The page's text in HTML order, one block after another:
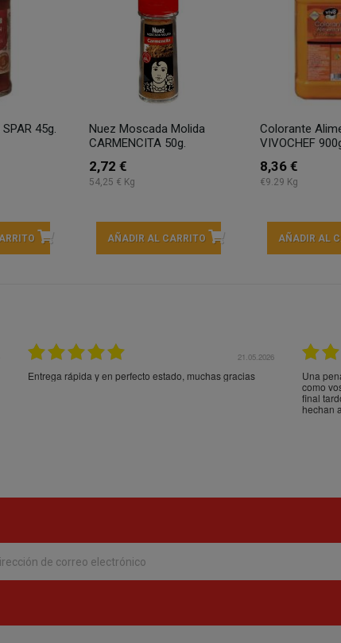
45g.
Nuez Moscada Molida
CARMENCITA 50g.
2,72 €
54,25 € Kg
AÑADIR AL CARRITO
Colorante
VIVOCHEF
8,36 €
€9.29 Kg
AÑADIR AL
21.05.2026
Entrega rápida y en perfecto estado, muchas gracias
Una
como
final
hechan